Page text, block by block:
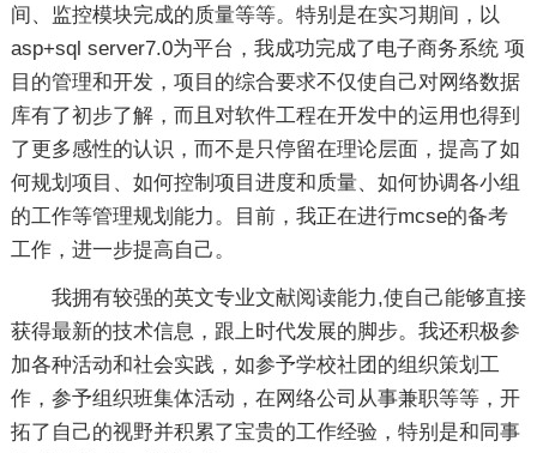
间、监控模块完成的质量等等。特别是在实习期间，以
asp+sql server7.0为平台，我成功完成了电子商务系统 项
目的管理和开发，项目的综合要求不仅使自己对网络数据
库有了初步了解，而且对软件工程在开发中的运用也得到
了更多感性的认识，而不是只停留在理论层面，提高了如
何规划项目、如何控制项目进度和质量、如何协调各小组
的工作等管理规划能力。目前，我正在进行mcse的备考
工作，进一步提高自己。
我拥有较强的英文专业文献阅读能力,使自己能够直接
获得最新的技术信息，跟上时代发展的脚步。我还积极参
加各种活动和社会实践，如参予学校社团的组织策划工
作，参予组织班集体活动，在网络公司从事兼职等等，开
拓了自己的视野并积累了宝贵的工作经验，特别是和同事